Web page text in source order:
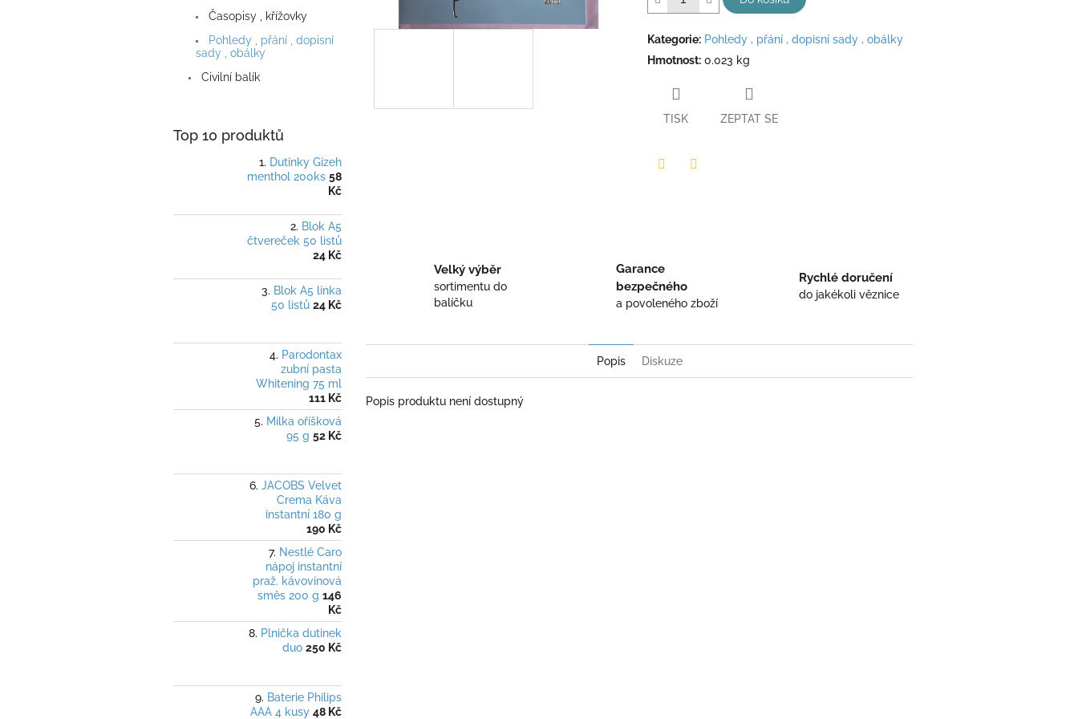
Časopisy , křížovky
Pohledy , přání , dopisní
sady , obálky
Civilní balík
Top 10 produktů
Dutinky Gizeh
menthol 200ks 58
Kč
Blok A5
čtvereček 50 listů
24 Kč
Blok A5 linka
50 listů 24 Kč
Parodontax
zubní pasta
Whitening 75 ml
111 Kč
Milka oříšková
95 g 52 Kč
JACOBS Velvet
Crema Káva
instantní 180 g
190 Kč
Nestlé Caro
nápoj instantní
praž. kávovinová
směs 200 g 146
Kč
Plnička dutinek
duo 250 Kč
Baterie Philips
AAA 4 kusy 48 Kč
Kategorie: Pohledy , přání , dopisní sady , obálky
Hmotnost: 0.023 kg
TISK ZEPTAT SE
Velký výběr
sortimentu do
balíčku
Garance
bezpečného
a povoleného zboží
Rychlé doručení
do jakékoli věznice
Popis Diskuze
Popis produktu není dostupný